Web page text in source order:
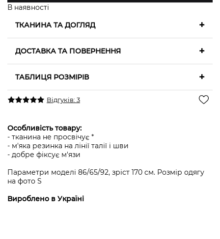
В наявності
ТКАНИНА ТА ДОГЛЯД
+
ДОСТАВКА ТА ПОВЕРНЕННЯ +
ТАБЛИЦЯ РОЗМІРІВ +
Відгуків: 3
Особливість товару:
- тканина не просвічує *
- м'яка резинка на лінії талії і шви
- добре фіксує м'язи
Параметри моделі 86/65/92, зріст 170 см. Розмір одягу
на фото S
Вироблено в Україні